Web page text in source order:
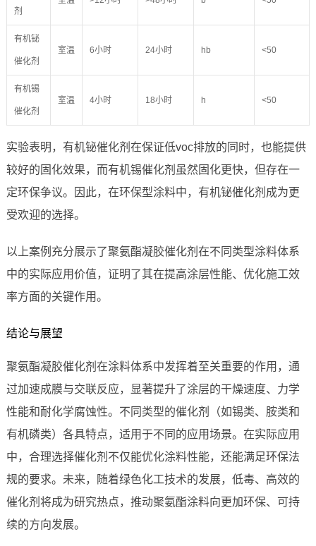
剂
有机铋
催化剂
室温 6小时 24小时 hb <50
有机锡
催化剂
室温 4小时 18小时 h <50
实验表明，有机铋催化剂在保证低voc排放的同时，也能提供
较好的固化效果，而有机锡催化剂虽然固化更快，但存在一
定环保争议。因此，在环保型涂料中，有机铋催化剂成为更
受欢迎的选择。
以上案例充分展示了聚氨酯凝胶催化剂在不同类型涂料体系
中的实际应用价值，证明了其在提高涂层性能、优化施工效
率方面的关键作用。
结论与展望
聚氨酯凝胶催化剂在涂料体系中发挥着至关重要的作用，通
过加速成膜与交联反应，显著提升了涂层的干燥速度、力学
性能和耐化学腐蚀性。不同类型的催化剂（如锡类、胺类和
有机磷类）各具特点，适用于不同的应用场景。在实际应用
中，合理选择催化剂不仅能优化涂料性能，还能满足环保法
规的要求。未来，随着绿色化工技术的发展，低毒、高效的
催化剂将成为研究热点，推动聚氨酯涂料向更加环保、可持
续的方向发展。